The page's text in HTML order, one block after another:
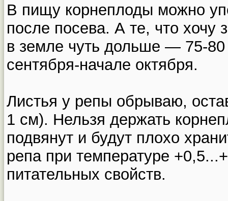
В пищу корнеплоды можно
после посева. А те, что хочу
в земле чуть дольше — 75-
сентября-начале октября.
Листья у репы обрываю,
1 см). Нельзя держать
подвянут и будут плохо
репа при температуре
питательных свойств.